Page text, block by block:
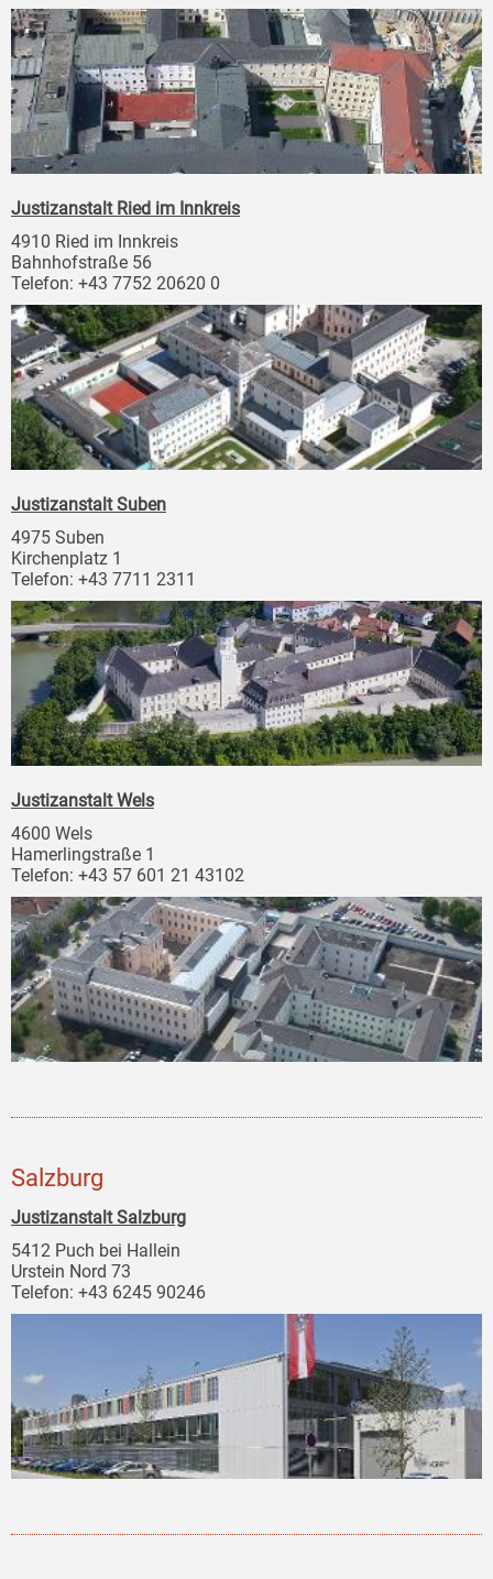
Justizanstalt Ried im Innkreis
4910 Ried im Innkreis
Bahnhofstraße 56
Telefon: +43 7752 20620 0
Justizanstalt Suben
4975 Suben
Kirchenplatz 1
Telefon: +43 7711 2311
Justizanstalt Wels
4600 Wels
Hamerlingstraße 1
Telefon: +43 57 601 21 43102
Salzburg
Justizanstalt Salzburg
5412 Puch bei Hallein
Urstein Nord 73
Telefon: +43 6245 90246